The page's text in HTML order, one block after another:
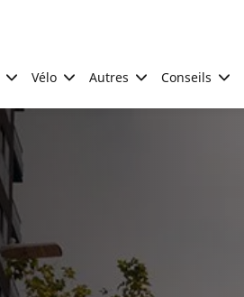
Vélo Autres Conseils